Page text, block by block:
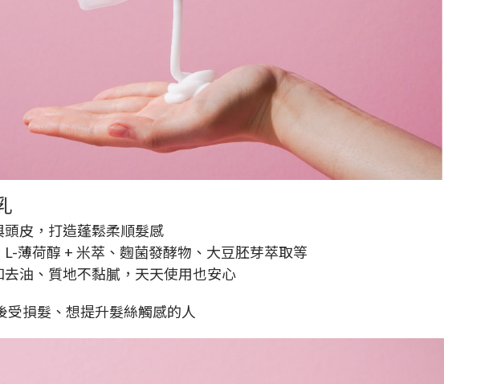
頭皮，打造蓬鬆柔順髮感
L-薄荷醇 + 米萃、麴菌發酵物、大豆胚芽萃取等
去油、質地不黏膩，天天使用也安心
受損髮、想提升髮絲觸感的人